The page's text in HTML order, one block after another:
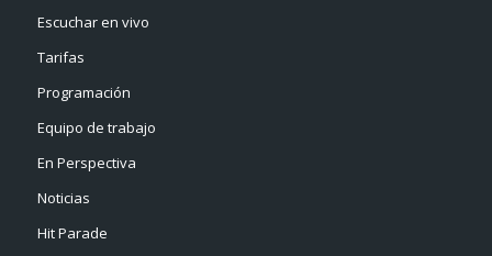
Escuchar en vivo
Tarifas
Programación
Equipo de trabajo
En Perspectiva
Noticias
Hit Parade